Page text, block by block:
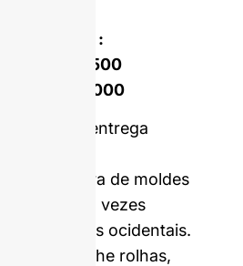
do molde :
$4,500
$7,000
e entrega
de abertura de moldes
média, cinco vezes
fabricantes ocidentais.
fornecer-lhe rolhas,